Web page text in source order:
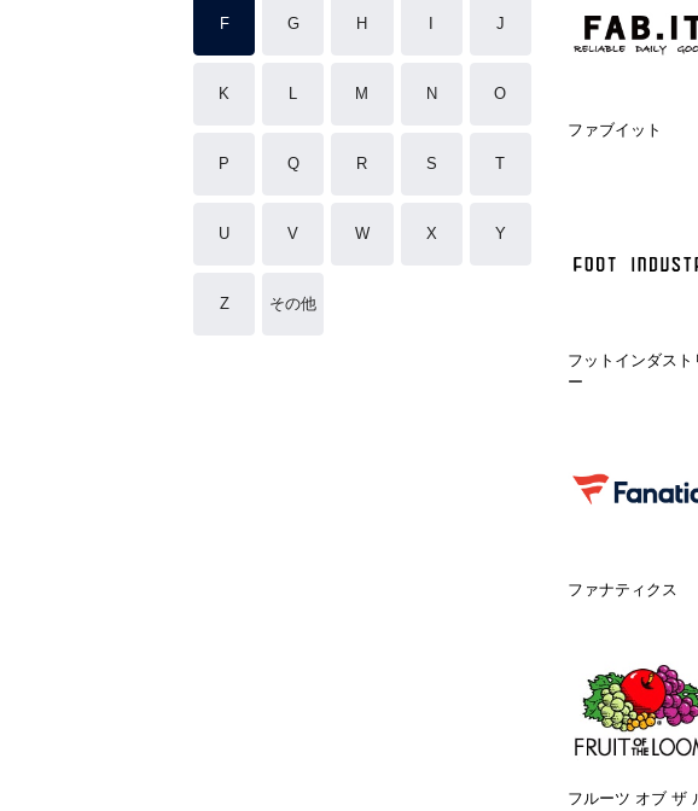
F G H J
K L M N O
P Q R S T
U V W X Y
Z その他
ファブイット
フットインダスト
ー
ファナティクス
フルーツ オブ ザ